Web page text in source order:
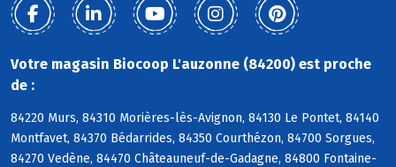
Votre magasin Biocoop L'auzonne (84200) est proche
de :
84220 Murs, 84310 Morières-lès-Avignon, 84130 Le Pontet, 84140
Montfavet, 84370 Bédarrides, 84350 Courthézon, 84700 Sorgues,
84270 Vedène, 84470 Châteauneuf-de-Gadagne, 84800 Fontaine-